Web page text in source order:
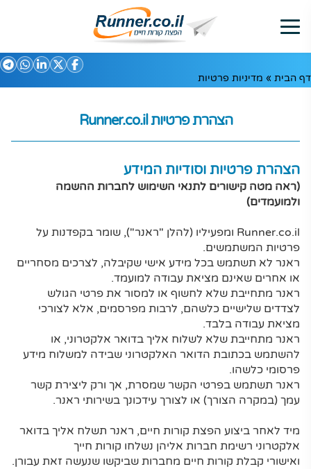
דף הבית » מדיניות פרטיות
הצהרת פרטיותRunner.co.il
הצהרת פרטיות וסודיות המידע
(ראה מטה קישורים לתנאי השימוש לחברות ההשמה
ולמועמדים)
Runner.co.il ומפעיליו (להלן "ראנר"), שומר בקפדנות על
פרטיות המשתמשים.
ראנר לא תשתמש בכל מידע אישי שקיבלה, לצרכים מסחריים
או אחרים שאינם מציאת עבודה למועמד.
ראנר מתחייבת שלא לחשוף או למסור את פרטי הגולש
לצדדים שלישיים כלשהם, לרבות מפרסמים, אלא לצורכי
מציאת עבודה בלבד.
ראנר מתחייבת שלא לשלוח אליך בדואר אלקטרוני, או
להשתמש בכתובת הדואר האלקטרוני שבידה למשלוח מידע
פרסומי כלשהו.
ראנר תשתמש בפרטי הקשר שמסרת, אך ורק ליצירת קשר
עמך (במקרה הצורך) או לצורך עידכונך בשירותי ראנר.
מיד לאחר ביצוע הפצת קורות חיים, ראנר תשלח אליך בדואר
אלקטרוני רשימת חברות אליהן נשלחו קורות חייך
ואישורי קבלת קורות חיים מחברות שביקשו שנעשה זאת עבורן.